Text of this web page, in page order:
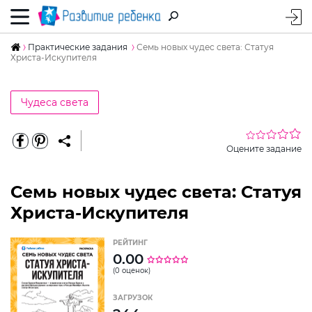
Практические задания
Семь новых чудес света: Статуя
Христа-Искупителя
Чудеса света
Оцените задание
Семь новых чудес света: Статуя
Христа-Искупителя
РЕЙТИНГ
0.00
(0 оценок)
ЗАГРУЗОК